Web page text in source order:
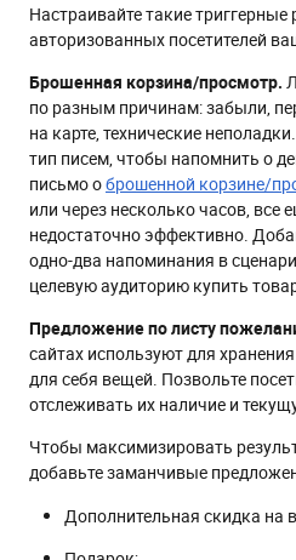
Настраивайте такие
авторизованных посетителей
Брошенная корзина/просмотр.
по разным причинам: забыли,
на карте, технические
тип писем, чтобы напомнить о
письмо оброшенной корзине/
или через несколько часов, все
недостаточно эффективно.
одно-два напоминания в
целевую аудиторию купить
Предложение по листу
сайтах используют для
для себя вещей. Позвольте
отслеживать их наличие и
Чтобы максимизировать
добавьте заманчивые
Дополнительная скидка на